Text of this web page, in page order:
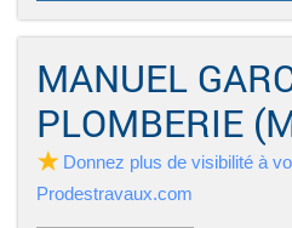
MANUEL
PLOMBERIE
Donnez plus de visibilité à
Prodestravaux.com